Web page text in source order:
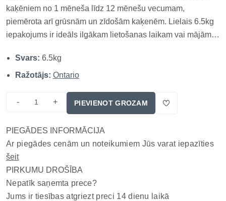
kaķēniem no 1 mēneša līdz 12 mēnešu vecumam,
piemērota arī grūsnām un zīdošām kaķenēm. Lielais 6.5kg
iepakojums ir ideāls ilgākam lietošanas laikam vai mājām
daudzuma attiecību. Barība izstrādāta ar zemu graudaugu
saturu un augstu vistas un t...
Svars: 6.5kg
Ražotājs: Ontario
- + PIEVIENOT GROZAM
PIEGĀDES INFORMĀCIJA
Ar piegādes cenām un noteikumiem Jūs varat iepazīties
šeit
PIRKUMU DROŠĪBA
Nepatīk saņemta prece?
Jums ir tiesības atgriezt preci 14 dienu laikā